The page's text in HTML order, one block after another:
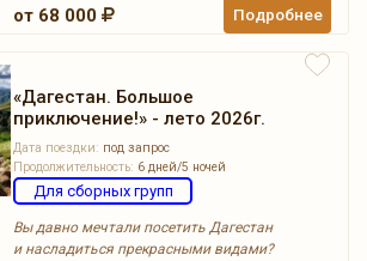
от 68 000 Подробнее
«Дагестан. Большое
приключение!» - лето 2026г.
Дата поездки: под запрос
Продолжительность: 6 дней/5 ночей
Для сборных групп
Вы давно мечтали посетить Дагестан
и насладиться прекрасными видами?